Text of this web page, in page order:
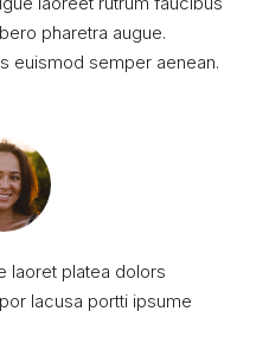
pharetra augue.
euismod semper aenean.
laoret platea dolors
lacusa portti ipsume